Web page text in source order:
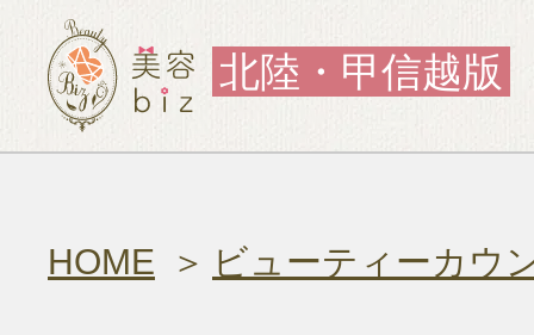
北陸・甲信越版
HOME ビューティーカウ